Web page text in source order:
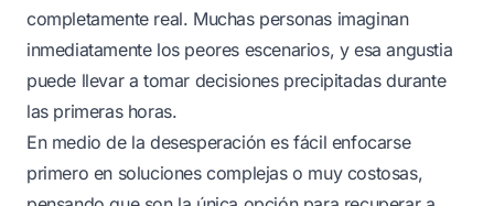
completamente real. Muchas personas imaginan
inmediatamente los peores escenarios, y esa angustia
puede llevar a tomar decisiones precipitadas durante
las primeras horas.
En medio de la desesperación es fácil enfocarse
primero en soluciones complejas o muy costosas,